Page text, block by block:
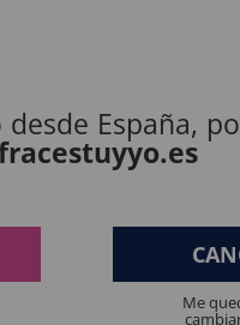
de satisfação.
rígidas, cubrebotas y
España,
Me